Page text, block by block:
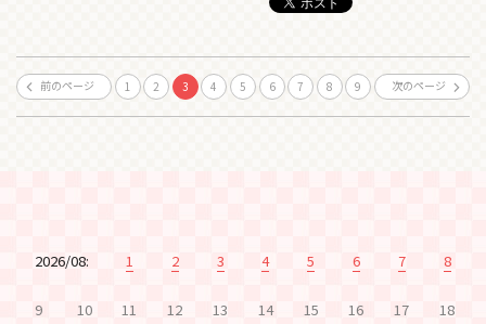
前のページ 1 2 3 4 5 6 7 8 9 次のページ
2026/08: 1 2 3 4 5 6 7 8
9 10 11 12 13 14 15 16 17 18